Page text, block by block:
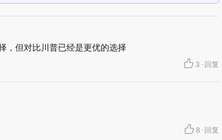
，但对比川普已经是更优的选择
3 · 回复
8 · 回复